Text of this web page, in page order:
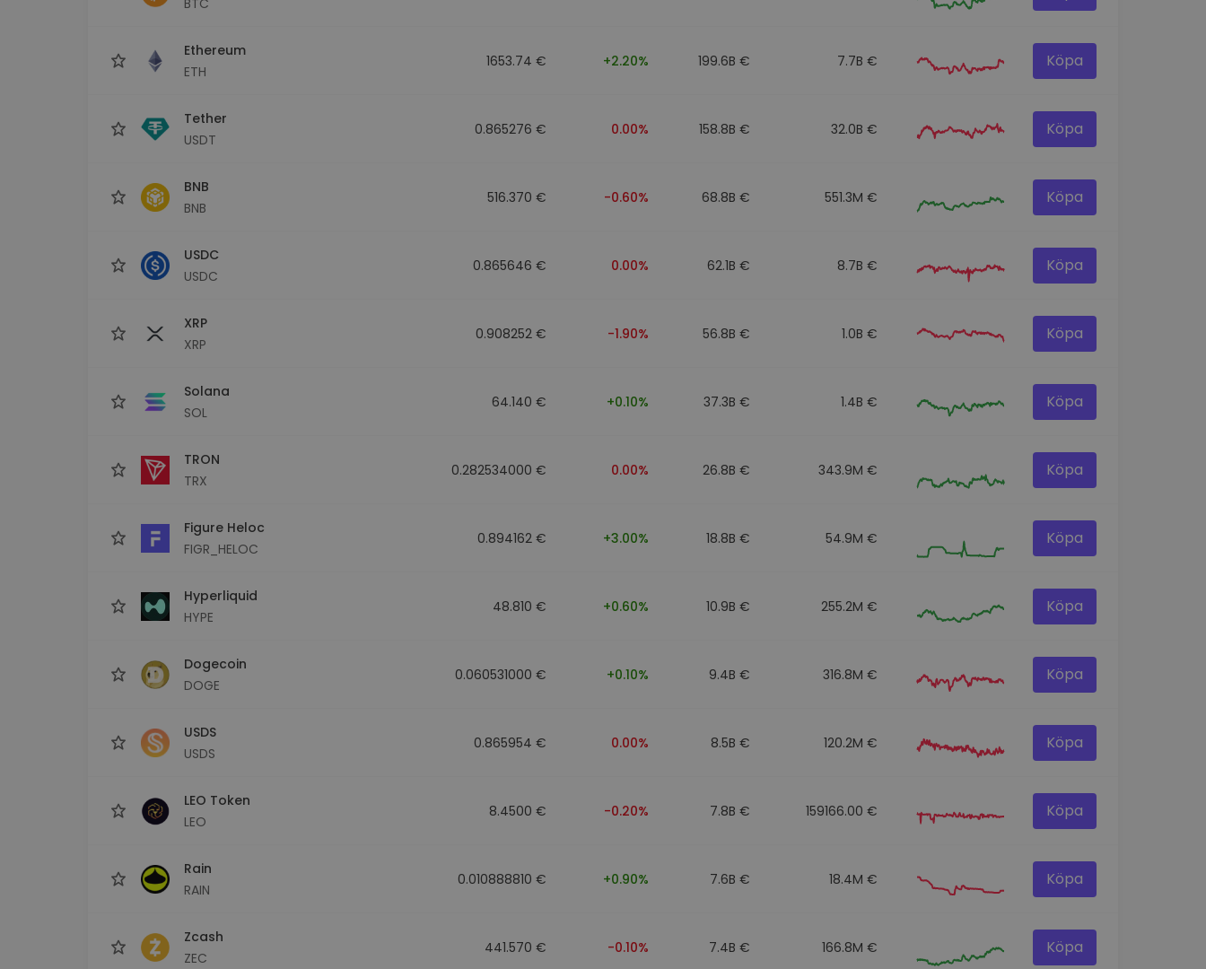
Ethereum
ETH
1653.74 € +2.20% 199.6B € 7.7B € Köpa
Tether
USDT
0.865276 € 0.00% 158.8B € 32.0B € Köpa
BNB
BNB
516.370 € -0.60% 68.8B € 551.3M € Köpa
USDC
USDC
0.865646 € 0.00% 62.1B € 8.7B € Köpa
XRP
XRP
0.908252 € -1.90% 56.8B € 1.0B € Köpa
Solana
SOL
64.140 € +0.10% 37.3B € 1.4B € Köpa
TRON
TRX
0.282534000 € 0.00% 26.8B € 343.9M € Köpa
Figure Heloc
FIGR_HELOC
0.894162 € +3.00% 18.8B € 54.9M € Köpa
Hyperliquid
HYPE
48.810 € +0.60% 10.9B € 255.2M € Köpa
Dogecoin
DOGE
0.060531000 € +0.10% 9.4B € 316.8M € Köpa
USDS
USDS
0.865954 € 0.00% 8.5B € 120.2M € Köpa
LEO Token
LEO
8.4500 € -0.20% 7.8B € 159166.00 € Köpa
Rain
RAIN
0.010888810 € +0.90% 7.6B € 18.4M € Köpa
Zcash
ZEC
441.570 € -0.10% 7.4B € 166.8M € Köpa